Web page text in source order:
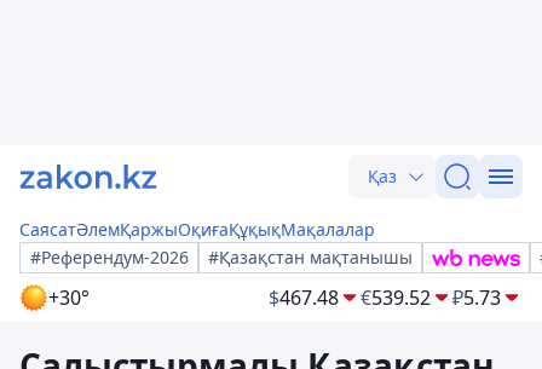
Қаз
СаясатӘлемҚаржыОқиғаҚұқықМақалалар
#Референдум-2026
#Қазақстан мақтанышы
+30° $467.48 €539.52 ₽5.73